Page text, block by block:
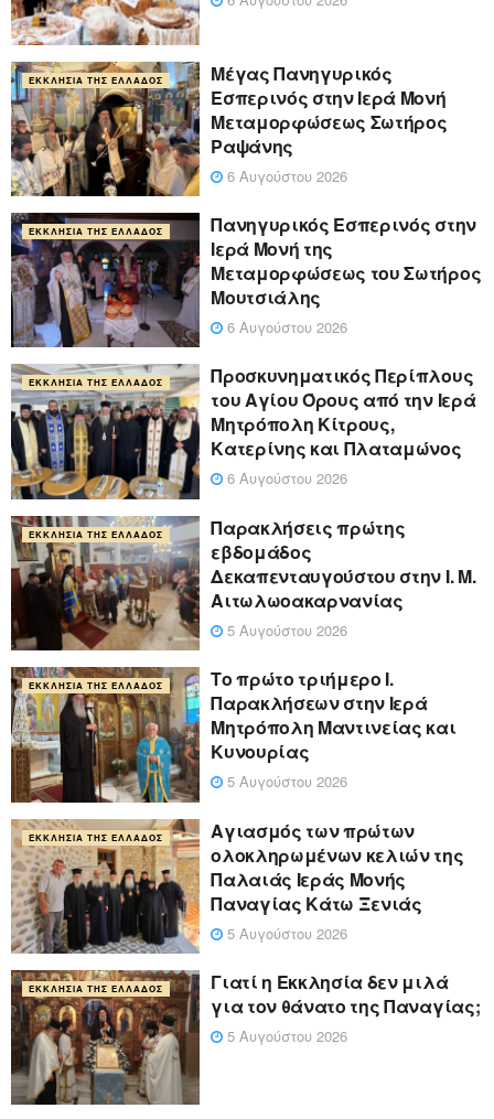
ΕΚΚΛΗΣΊΑ ΤΗΣ ΕΛΛΆΔΟΣ
Μέγας Πανηγυρικός
Εσπερινός στην Ιερά Μονή
Μεταμορφώσεως Σωτήρος
Ραψάνης
6 Αυγούστου 2026
ΕΚΚΛΗΣΊΑ ΤΗΣ ΕΛΛΆΔΟΣ
Πανηγυρικός Εσπερινός στην
Ιερά Μονή της
Μεταμορφώσεως του Σωτήρος
Μουτσιάλης
6 Αυγούστου 2026
ΕΚΚΛΗΣΊΑ ΤΗΣ ΕΛΛΆΔΟΣ
Προσκυνηματικός Περίπλους
του Αγίου Όρους από την Ιερά
Μητρόπολη Κίτρους,
Κατερίνης και Πλαταμώνος
6 Αυγούστου 2026
ΕΚΚΛΗΣΊΑ ΤΗΣ ΕΛΛΆΔΟΣ
Παρακλήσεις πρώτης
εβδομάδος
Δεκαπενταυγούστου στην Ι. Μ.
Αιτωλωοακαρνανίας
5 Αυγούστου 2026
ΕΚΚΛΗΣΊΑ ΤΗΣ ΕΛΛΆΔΟΣ
Το πρώτο τριήμερο Ι.
Παρακλήσεων στην Ιερά
Μητρόπολη Μαντινείας και
Κυνουρίας
5 Αυγούστου 2026
ΕΚΚΛΗΣΊΑ ΤΗΣ ΕΛΛΆΔΟΣ
Αγιασμός των πρώτων
ολοκληρωμένων κελιών της
Παλαιάς Ιεράς Μονής
Παναγίας Κάτω Ξενιάς
5 Αυγούστου 2026
ΕΚΚΛΗΣΊΑ ΤΗΣ ΕΛΛΆΔΟΣ
Γιατί η Εκκλησία δεν μιλά
για τον θάνατο της Παναγίας;
5 Αυγούστου 2026